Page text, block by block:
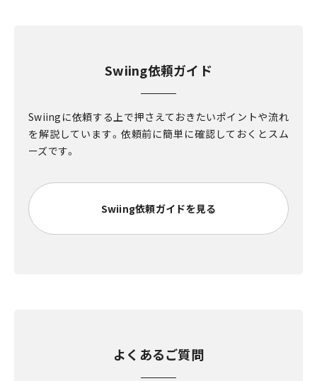
Swiing依頼ガイド
Swiingに依頼する上で押さえておきたいポイントや流れ
を解説しています。依頼前に簡単に確認しておくとスム
ーズです。
Swiing依頼ガイドを見る
よくあるご質問